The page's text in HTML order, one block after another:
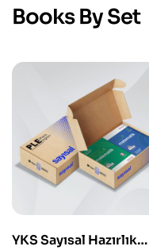
Books By Set
YKS Sayısal Hazırlık